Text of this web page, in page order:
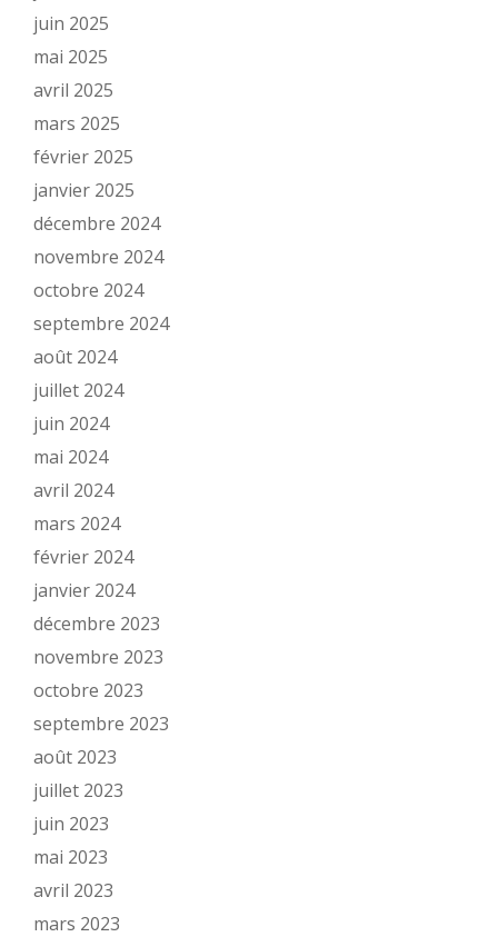
juin 2025
mai 2025
avril 2025
mars 2025
février 2025
janvier 2025
décembre 2024
novembre 2024
octobre 2024
septembre 2024
août 2024
juillet 2024
juin 2024
mai 2024
avril 2024
mars 2024
février 2024
janvier 2024
décembre 2023
novembre 2023
octobre 2023
septembre 2023
août 2023
juillet 2023
juin 2023
mai 2023
avril 2023
mars 2023